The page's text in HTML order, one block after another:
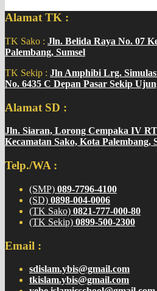
Alamat TK :
TK Sako : Jln. Belida Raya No. 07
Palembang, Sumsel
TK Sekip : Jln Amphibi Lrg.
No. 6435 C Depan Pasar Sekip
Alamat SD :
Jln. Siaran, Lorong Cempaka IV
Kecamatan Sako, Kota Palembang,
Telp./WA :
(SMP) 089-7796-4100
(SD) 0898-004-0006
(TK Sako) 0821-777-000-80
(TK Sekip) 0899-500-2300
Email :
sdislam.ybis@gmail.com
tkislam.ybis@gmail.com